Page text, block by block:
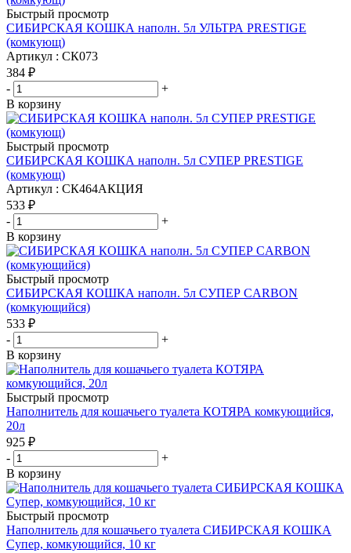
Быстрый просмотр
СИБИРСКАЯ КОШКА наполн. 5л УЛЬТРА PRESTIGE
(комкующ)
Артикул : СК073
384 ₽
-
+
В корзину
Быстрый просмотр
СИБИРСКАЯ КОШКА наполн. 5л СУПЕР PRESTIGE
(комкующ)
Артикул : СК464АКЦИЯ
533 ₽
-
+
В корзину
Быстрый просмотр
СИБИРСКАЯ КОШКА наполн. 5л СУПЕР CARBON
(комкующийся)
533 ₽
-
+
В корзину
Быстрый просмотр
Наполнитель для кошачьего туалета КОТЯРА комкующийся,
20л
925 ₽
-
+
В корзину
Быстрый просмотр
Наполнитель для кошачьего туалета СИБИРСКАЯ КОШКА
Супер, комкующийся, 10 кг